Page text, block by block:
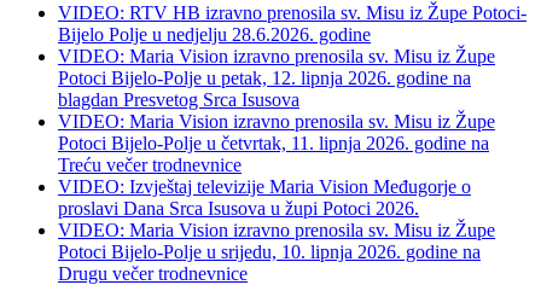
VIDEO: RTV HB izravno prenosila sv. Misu iz Župe Potoci-
Bijelo Polje u nedjelju 28.6.2026. godine
VIDEO: Maria Vision izravno prenosila sv. Misu iz Župe
Potoci Bijelo-Polje u petak, 12. lipnja 2026. godine na
blagdan Presvetog Srca Isusova
VIDEO: Maria Vision izravno prenosila sv. Misu iz Župe
Potoci Bijelo-Polje u četvrtak, 11. lipnja 2026. godine na
Treću večer trodnevnice
VIDEO: Izvještaj televizije Maria Vision Međugorje o
proslavi Dana Srca Isusova u župi Potoci 2026.
VIDEO: Maria Vision izravno prenosila sv. Misu iz Župe
Potoci Bijelo-Polje u srijedu, 10. lipnja 2026. godine na
Drugu večer trodnevnice